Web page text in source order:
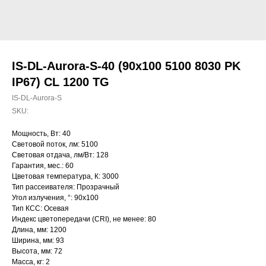
IS-DL-Aurora-S-40 (90x100 5100 8030 PK
IP67) CL 1200 TG
IS-DL-Aurora-S
SKU:
Мощность, Вт: 40
Световой поток, лм: 5100
Световая отдача, лм/Вт: 128
Гарантия, мес.: 60
Цветовая температура, К: 3000
Тип рассеивателя: Прозрачный
Угол излучения, °: 90х100
Тип КСС: Осевая
Индекс цветопередачи (CRI), не менее: 80
Длина, мм: 1200
Ширина, мм: 93
Высота, мм: 72
Масса, кг: 2